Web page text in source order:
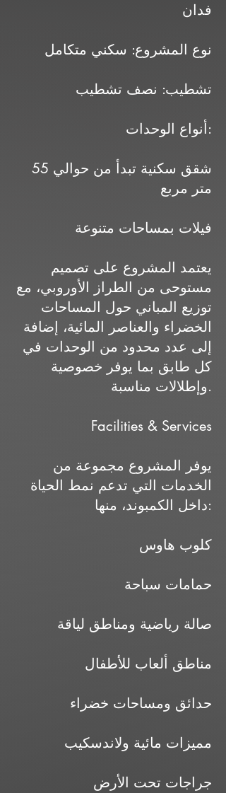
فدان
نوع المشروع: سكني متكامل
تشطيب: نصف تشطيب
أنواع الوحدات:
شقق سكنية تبدأ من حوالي 55
متر مربع
فيلات بمساحات متنوعة
يعتمد المشروع على تصميم
مستوحى من الطراز الأوروبي، مع
توزيع المباني حول المساحات
الخضراء والعناصر المائية، إضافة
إلى عدد محدود من الوحدات في
كل طابق بما يوفر خصوصية
وإطلالات مناسبة.
Facilities & Services
يوفر المشروع مجموعة من
الخدمات التي تدعم نمط الحياة
داخل الكمبوند، منها:
كلوب هاوس
حمامات سباحة
صالة رياضية ومناطق لياقة
مناطق ألعاب للأطفال
حدائق ومساحات خضراء
مميزات مائية ولاندسكيب
جراجات تحت الأرض